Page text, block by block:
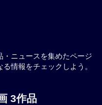
・ニュースを集めたページ
情報をチェックしよう。
3作品